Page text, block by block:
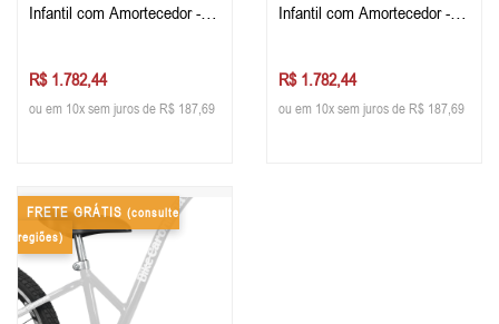
Infantil com Amortecedor -
R$ 1.782,44
ou em 10x sem juros de R$ 187,69
Infantil com Amortecedor -
R$ 1.782,44
ou em 10x sem juros de R$ 187,69
FRETE GRÁTIS (consulte
regiões)